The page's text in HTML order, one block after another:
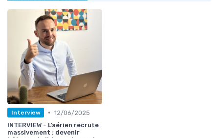
Interview • 12/06/2025
INTERVIEW - L’aérien recrute
massivement : devenir